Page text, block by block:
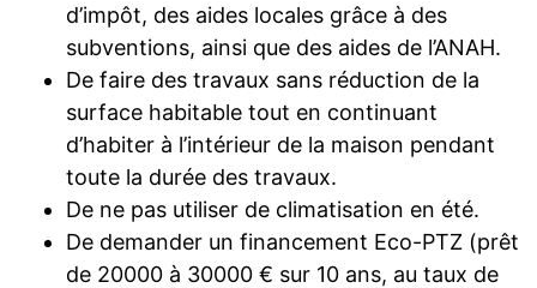
d’impôt, des aides locales grâce à des
subventions, ainsi que des aides de l’ANAH.
De faire des travaux sans réduction de la
surface habitable tout en continuant
d’habiter à l’intérieur de la maison pendant
toute la durée des travaux.
De ne pas utiliser de climatisation en été.
De demander un financement Eco-PTZ (prêt
de 20000 à 30000 € sur 10 ans, au taux de